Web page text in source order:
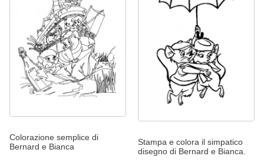
Colorazione semplice di
Bernard e Bianca
Stampa e colora il simpatico
disegno di Bernard e Bianca.